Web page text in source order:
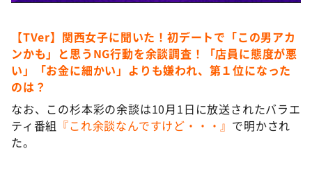
【TVer】関西女子に聞いた！初デートで「この男アカ
ンかも」と思うNG行動を余談調査！「店員に態度が悪
い」「お金に細かい」よりも嫌われ、第１位になった
のは？
なお、この杉本彩の余談は10月1日に放送されたバラエ
ティ番組 『これ余談なんですけど・・・』 で明かされ
た。